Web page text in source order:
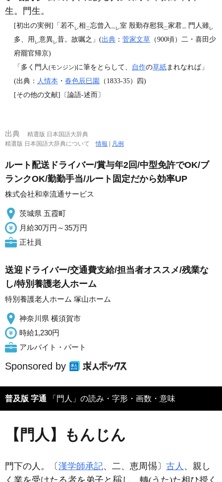
生。門生。
[初出の実例]「若不 レ相 二忘曾入 一レ室 殷勤存慰我二家君一 門人雖レ
多、用 レ意異レ昔。故嘱之」(出典 ： 菅家文草 （900頃）二・喜田少
府罷官帰京)
「多く門人 (モンジン)に筆をとらして、 自作の草紙まれなれば」
(出典： 人情本 ・ 春色辰巳園 （1833‐35）四)
[その他の文献]〔論語‐述而〕
出典
精選版 日本国語大辞典
精選版 日本国語大辞典について情報 | 凡例
ルート配送ドライバー/賞与年2回/中型免許でOK/ブ
ランクOK/勤勤手当/ルート固定だから効率UP
株式会社和幸流通サービス
茨城県 五霞町
月給30万円～35万円
正社員
送迎ドライバー/交通費支給/担当者オススメ/残業な
し/特別養護老人ホーム
特別養護老人ホーム 塚山ホーム
神奈川県 横須賀市
時給1,230円
アルバイト・パート
Sponsored by
普及版 字通 「門人」の読み・字形・画数・意味
【門人】もんじん
門下の人。〔 漢学師承記、二、恵周 〕 古人 、親し
く業を受けたる
を弟子と
し、轉(うた)た相ひ授く